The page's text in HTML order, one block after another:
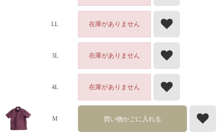
LL 在庫がありません
3L 在庫がありません
4L 在庫がありません
M 買い物かごに入れる